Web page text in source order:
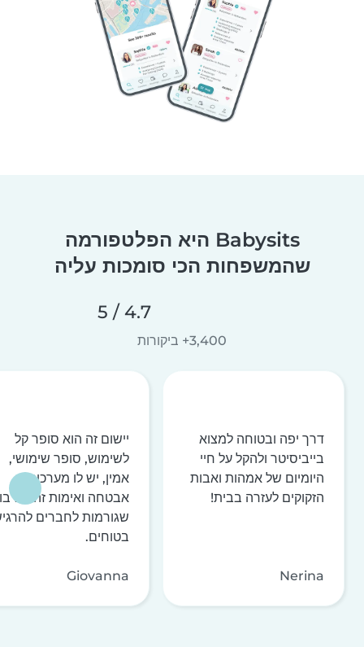
Babysits היא הפלטפורמה
שהמשפחות הכי סומכות עליה
4.7 / 5
3,400+ ביקורות
דרך יפה ובטוחה למצוא
בייביסיטר ולהקל על חיי
היומיום של אמהות ואבות
הזקוקים לעזרה בבית!
Nerina
יישום זה הוא סופר קל
לשימוש, סופר שימושי,
אמין, יש לו מערכות
אבטחה ואימות זהות
שגורמות לחברים
בטוחים.
Giovanna